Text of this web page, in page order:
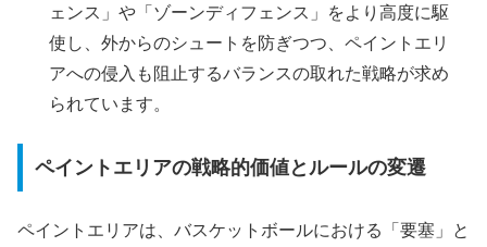
ェンス」や「ゾーンディフェンス」をより高度に駆
使し、外からのシュートを防ぎつつ、ペイントエリ
アへの侵入も阻止するバランスの取れた戦略が求め
られています。
ペイントエリアの戦略的価値とルールの変遷
ペイントエリアは、バスケットボールにおける「要塞」と